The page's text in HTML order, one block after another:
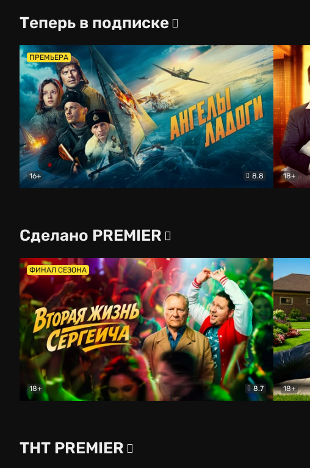
Теперь в подписке
16+ 8.8
ПРЕМЬЕРА
18+
Сделано PREMIER
18+ 8.7
ФИНАЛ СЕЗОНА
18+
ТНТ PREMIER